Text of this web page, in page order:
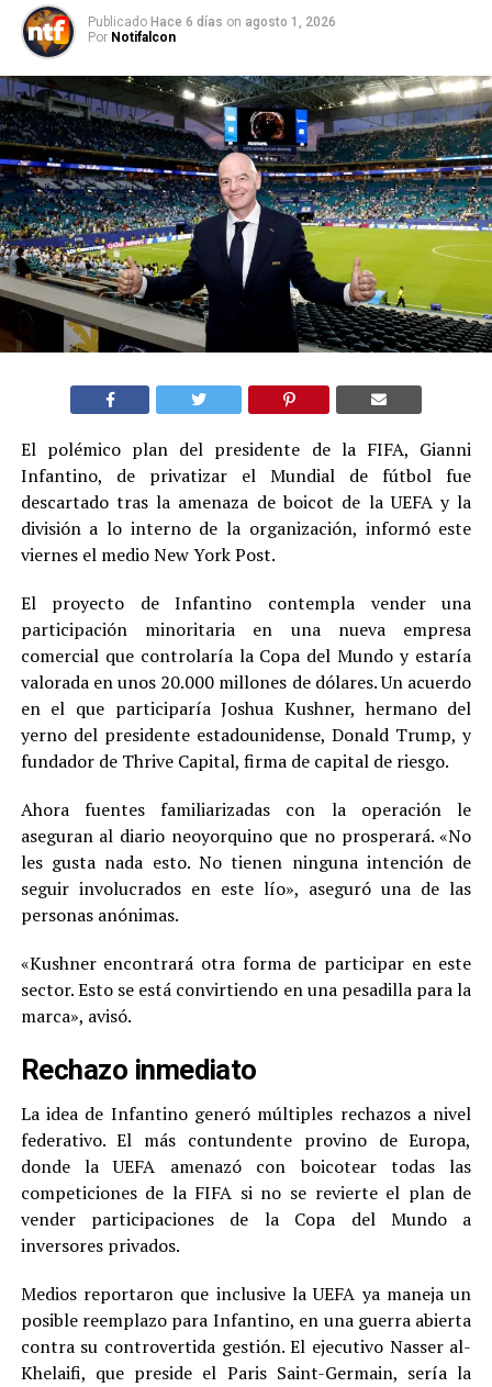
Publicado Hace 6 días on agosto 1, 2026
Por Notifalcon
El polémico plan del presidente de la FIFA, Gianni
Infantino, de privatizar el Mundial de fútbol fue
descartado tras la amenaza de boicot de la UEFA y la
división a lo interno de la organización, informó este
viernes el medio New York Post.
El proyecto de Infantino contempla vender una
participación minoritaria en una nueva empresa
comercial que controlaría la Copa del Mundo y estaría
valorada en unos 20.000 millones de dólares. Un acuerdo
en el que participaría Joshua Kushner, hermano del
yerno del presidente estadounidense, Donald Trump, y
fundador de Thrive Capital, firma de capital de riesgo.
Ahora fuentes familiarizadas con la operación le
aseguran al diario neoyorquino que no prosperará. «No
les gusta nada esto. No tienen ninguna intención de
seguir involucrados en este lío», aseguró una de las
personas anónimas.
«Kushner encontrará otra forma de participar en este
sector. Esto se está convirtiendo en una pesadilla para la
marca», avisó.
Rechazo inmediato
La idea de Infantino generó múltiples rechazos a nivel
federativo. El más contundente provino de Europa,
donde la UEFA amenazó con boicotear todas las
competiciones de la FIFA si no se revierte el plan de
vender participaciones de la Copa del Mundo a
inversores privados.
Medios reportaron que inclusive la UEFA ya maneja un
posible reemplazo para Infantino, en una guerra abierta
contra su controvertida gestión. El ejecutivo Nasser al-
Khelaifi, que preside el Paris Saint-Germain, sería la